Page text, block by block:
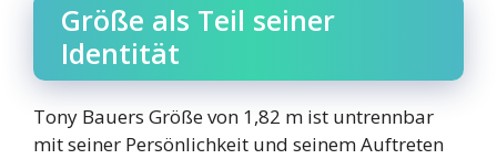
Größe als Teil seiner
Identität
Tony Bauers Größe von 1,82 m ist untrennbar
mit seiner Persönlichkeit und seinem Auftreten